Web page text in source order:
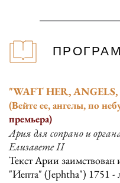
"WAFT HER,
(Вейте ее, ангелы, по
премьера)
Ария для сопрано и
Елизавете II
Текст Арии заимствован
"Иепта" (Jephtha") 1751 -